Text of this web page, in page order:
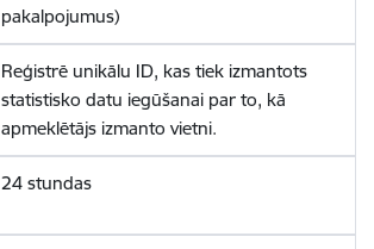
pakalpojumus)
Reģistrē unikālu ID, kas tiek izmantots
statistisko datu iegūšanai par to, kā
apmeklētājs izmanto vietni.
24 stundas